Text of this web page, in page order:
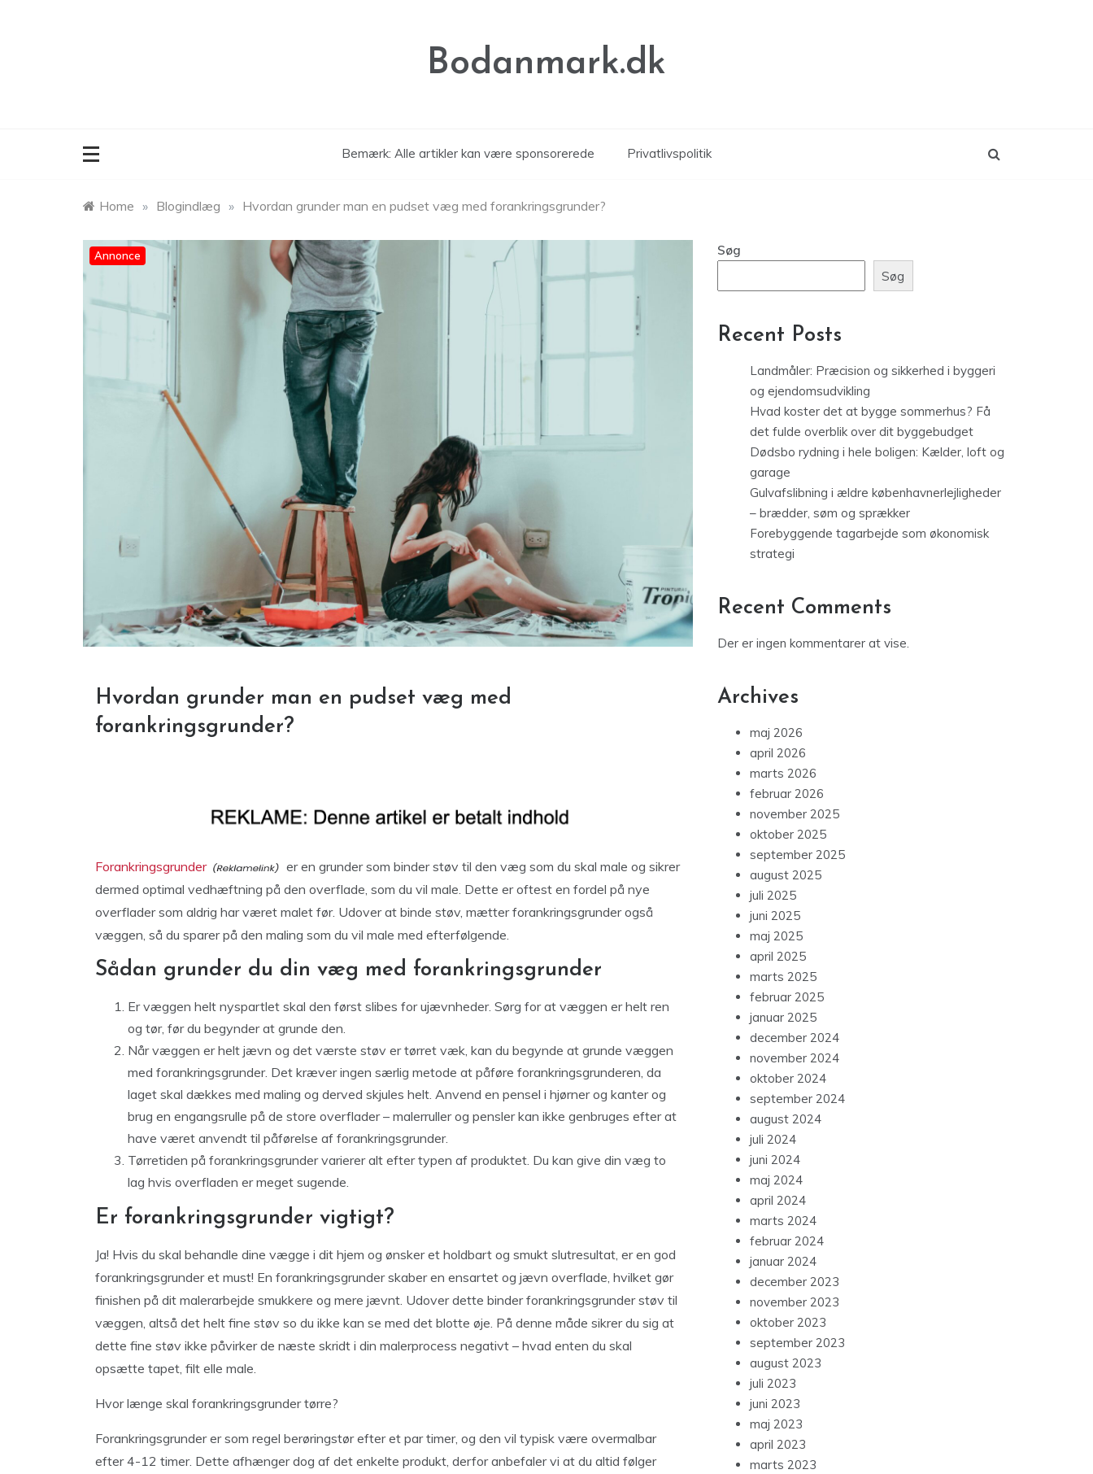
Bodanmark.dk
Bemærk: Alle artikler kan være sponsorerede Privatlivspolitik
Home » Blogindlæg » Hvordan grunder man en pudset væg med forankringsgrunder?
Annonce
Hvordan grunder man en pudset væg med
forankringsgrunder?
Forankringsgrunder
er en grunder som binder støv til den væg som du skal male og sikrer
dermed optimal vedhæftning på den overflade, som du vil male. Dette er oftest en fordel på nye
overflader som aldrig har været malet før. Udover at binde støv, mætter forankringsgrunder også
væggen, så du sparer på den maling som du vil male med efterfølgende.
Sådan grunder du din væg med forankringsgrunder
Er væggen helt nyspartlet skal den først slibes for ujævnheder. Sørg for at væggen er helt ren
og tør, før du begynder at grunde den.
Når væggen er helt jævn og det værste støv er tørret væk, kan du begynde at grunde væggen
med forankringsgrunder. Det kræver ingen særlig metode at påføre forankringsgrunderen, da
laget skal dækkes med maling og derved skjules helt. Anvend en pensel i hjørner og kanter og
brug en engangsrulle på de store overflader – malerruller og pensler kan ikke genbruges efter at
have været anvendt til påførelse af forankringsgrunder.
Tørretiden på forankringsgrunder varierer alt efter typen af produktet. Du kan give din væg to
lag hvis overfladen er meget sugende.
Er forankringsgrunder vigtigt?
Ja! Hvis du skal behandle dine vægge i dit hjem og ønsker et holdbart og smukt slutresultat, er en god
forankringsgrunder et must! En forankringsgrunder skaber en ensartet og jævn overflade, hvilket gør
finishen på dit malerarbejde smukkere og mere jævnt. Udover dette binder forankringsgrunder støv til
væggen, altså det helt fine støv so du ikke kan se med det blotte øje. På denne måde sikrer du sig at
dette fine støv ikke påvirker de næste skridt i din malerprocess negativt – hvad enten du skal
opsætte tapet, filt elle male.
Hvor længe skal forankringsgrunder tørre?
Forankringsgrunder er som regel berøringstør efter et par timer, og den vil typisk være overmalbar
efter 4-12 timer. Dette afhænger dog af det enkelte produkt, derfor anbefaler vi at du altid følger
Søg
Søg
Recent Posts
Landmåler: Præcision og sikkerhed i byggeri
og ejendomsudvikling
Hvad koster det at bygge sommerhus? Få
det fulde overblik over dit byggebudget
Dødsbo rydning i hele boligen: Kælder, loft og
garage
Gulvafslibning i ældre københavnerlejligheder
– brædder, søm og sprækker
Forebyggende tagarbejde som økonomisk
strategi
Recent Comments
Der er ingen kommentarer at vise.
Archives
maj 2026
april 2026
marts 2026
februar 2026
november 2025
oktober 2025
september 2025
august 2025
juli 2025
juni 2025
maj 2025
april 2025
marts 2025
februar 2025
januar 2025
december 2024
november 2024
oktober 2024
september 2024
august 2024
juli 2024
juni 2024
maj 2024
april 2024
marts 2024
februar 2024
januar 2024
december 2023
november 2023
oktober 2023
september 2023
august 2023
juli 2023
juni 2023
maj 2023
april 2023
marts 2023